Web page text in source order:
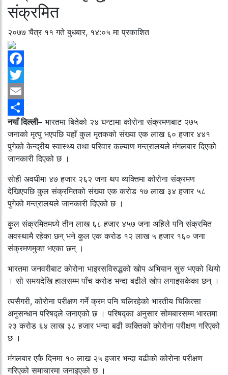
संक्रमित
२०७७ चैत्र ११ गते बुधबार, १४:०५ मा प्रकाशित
Facebook
Twitter
Email
Share
नयाँ दिल्ली– भारतमा बितेको २४ घन्टामा कोरोना संक्रमणबाट २७५
जनाको मृत्यु भएपछि यहाँ कुल मृतकको संख्या एक लाख ६० हजार ४४१
पुगेको केन्द्रीय स्वास्थ्य तथा परिवार कल्याण मन्त्रालयले मंगलबार दिएको
जानकारी दिएको छ ।
सोही अवधीमा ४७ हजार २६२ जना थप व्यक्तिमा कोरोना संक्रमण
देखिएपछि कुल संक्रमितको संख्या एक करोड १७ लाख ३४ हजार ५८
पुगेको मन्त्रालयले जानकारी दिएको छ ।
कुल संक्रमितमध्ये तीन लाख ६८ हजार ४५७ जना अहिले पनि संक्रमित
अवस्थामै रहेका छन् भने कुल एक करोड १२ लाख ५ हजार १६० जना
संक्रमणमुक्त भएका छन् ।
भारतमा जनवरीबाट कोरोना भाइरसविरुद्धको खोप अभियान सुरु भएको थियो
। सो समयदेखि हालसम्म पाँच करोड भन्दा बढीले खोप लगाइसकेका छन् ।
त्यसैगरी, कोरोना परीक्षण गर्ने क्रम पनि चलिरहेको भारतीय चिकित्सा
अनुसन्धान परिषद्ले जनाएको छ । परिषद्का अनुसार सोमबारसम्म भारतमा
२३ करोड ६४ लाख ३८ हजार भन्दा बढी व्यक्तिको कोरोना परीक्षण गरिएको
छ ।
मंगलबार एकै दिनमा १० लाख २५ हजार भन्दा बढीको कोरोना परीक्षण
गरिएको समाचारमा जनाइएको छ ।